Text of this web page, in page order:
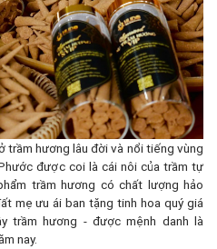
hương lâu đời và nổi tiếng vùng
được coi là cái nôi của trầm tự
trầm hương có chất lượng hảo
mẹ ưu ái ban tặng tinh hoa quý giá
trầm hương - được mệnh danh là
nay.